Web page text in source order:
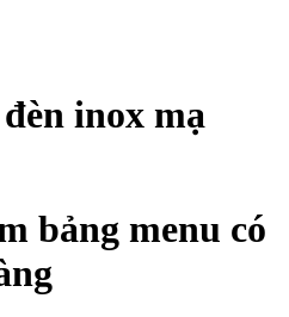
inox mạ
bảng menu có